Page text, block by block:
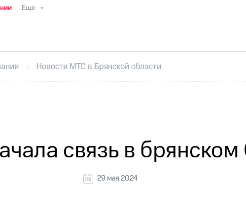
Еще
ИнтервьюФинансовая отчетностьКонтакты
секретарьРаскрытие информации
кабинет акционераАкционерный капиталКонтроль
Новости МТС в Брянской области
связь в
29 мая 2024